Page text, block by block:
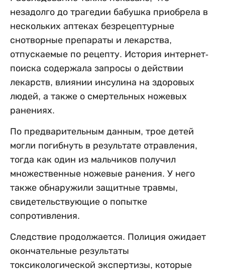
незадолго до трагедии бабушка приобрела в
нескольких аптеках безрецептурные
снотворные препараты и лекарства,
отпускаемые по рецепту. История интернет-
поиска содержала запросы о действии
лекарств, влиянии инсулина на здоровых
людей, а также о смертельных ножевых
ранениях.
По предварительным данным, трое детей
могли погибнуть в результате отравления,
тогда как один из мальчиков получил
множественные ножевые ранения. У него
также обнаружили защитные травмы,
свидетельствующие о попытке
сопротивления.
Следствие продолжается. Полиция ожидает
окончательные результаты
токсикологической экспертизы, которые